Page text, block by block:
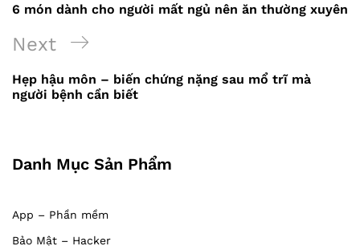
hướng
bài
viết
Post
6 món dành cho người mất ngủ nên ăn thường xuyên
Next
Post
Next
Hẹp hậu môn – biến chứng nặng sau mổ trĩ mà
người bệnh cần biết
Danh Mục Sản Phẩm
App – Phần mềm
Bảo Mật – Hacker